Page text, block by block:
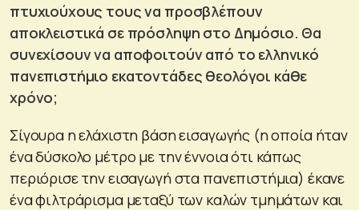
πτυχιούχους τους να προσβλέπουν
αποκλειστικά σε πρόσληψη στο Δημόσιο. Θα
συνεχίσουν να αποφοιτούν από το ελληνικό
πανεπιστήμιο εκατοντάδες θεολόγοι κάθε
χρόνο;
Σίγουρα η ελάχιστη βάση εισαγωγής (η οποία ήταν
ένα δύσκολο μέτρο με την έννοια ότι κάπως
περιόρισε την εισαγωγή στα πανεπιστήμια) έκανε
ένα φιλτράρισμα μεταξύ των καλών τμημάτων και